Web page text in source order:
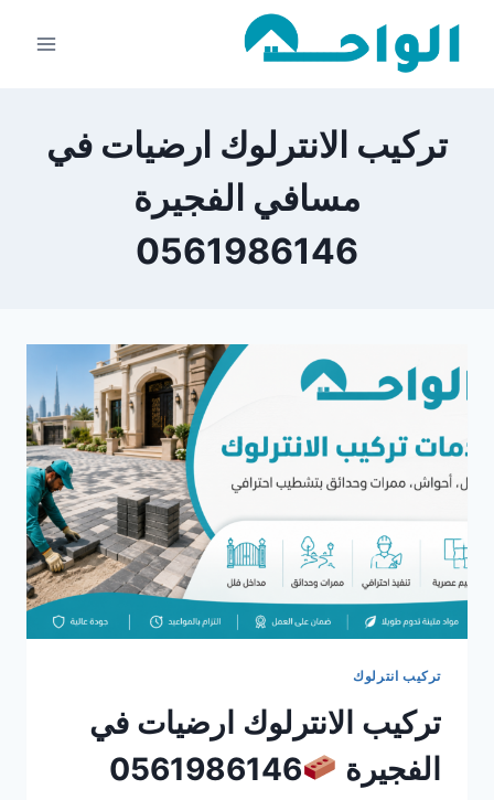
تركيب الانترلوك ارضيات في
مسافي الفجيرة
0561986146
تركيب انترلوك
تركيب الانترلوك ارضيات في
الفجيرة
0561986146